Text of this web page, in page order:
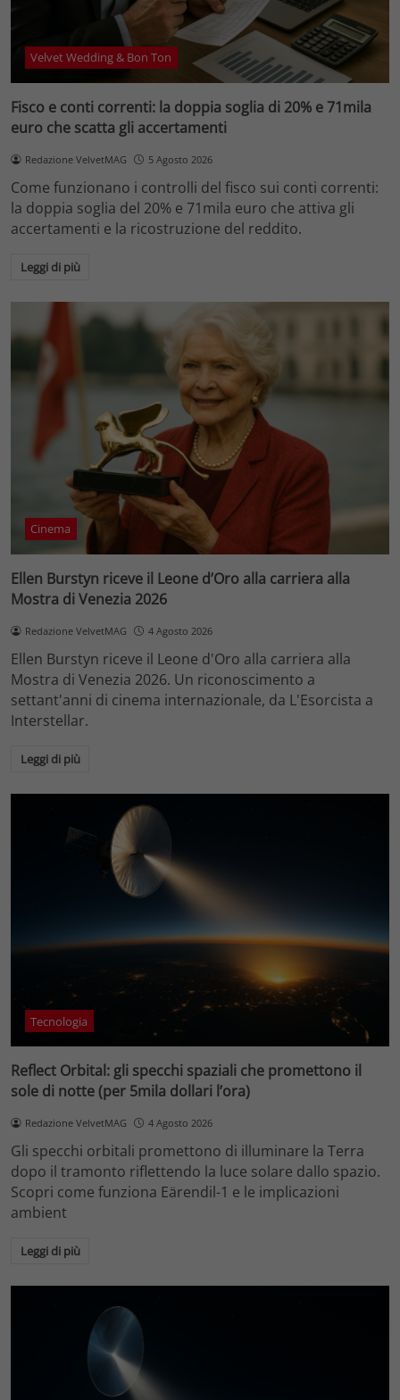
Velvet Wedding & Bon Ton
Fisco e conti correnti: la doppia soglia di 20% e 71mila
euro che scatta gli accertamenti
Redazione VelvetMAG 5 Agosto 2026
Come funzionano i controlli del fisco sui conti correnti:
la doppia soglia del 20% e 71mila euro che attiva gli
accertamenti e la ricostruzione del reddito.
Leggi di più
Cinema
Ellen Burstyn riceve il Leone d’Oro alla carriera alla
Mostra di Venezia 2026
Redazione VelvetMAG 4 Agosto 2026
Ellen Burstyn riceve il Leone d'Oro alla carriera alla
Mostra di Venezia 2026. Un riconoscimento a
settant'anni di cinema internazionale, da L'Esorcista a
Interstellar.
Leggi di più
Tecnologia
Reflect Orbital: gli specchi spaziali che promettono il
sole di notte (per 5mila dollari l’ora)
Redazione VelvetMAG 4 Agosto 2026
Gli specchi orbitali promettono di illuminare la Terra
dopo il tramonto riflettendo la luce solare dallo spazio.
Scopri come funziona Eärendil-1 e le implicazioni
ambient
Leggi di più